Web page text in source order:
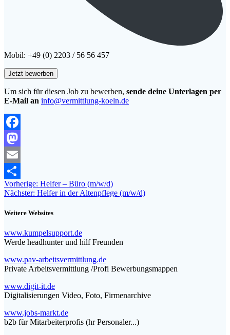
Mobil: +49 (0) 2203 / 56 56 457
Um sich für diesen Job zu bewerben, sende deine Unterlagen per
E-Mail an info@vermittlung-koeln.de
Facebook
Mastodon
Email
Teilen
Beitragsnavigation
Vorherige: Vorheriger
Beitrag:
Helfer – Büro (m/w/d)
Nächster: Nächster
Helfer in der Altenpflege (m/w/d)
Weitere Websites
www.kumpelsupport.de
Werde headhunter und hilf Freunden
www.pav-arbeitsvermittlung.de
Private Arbeitsvermittlung /Profi Bewerbungsmappen
www.digit-it.de
Digitalisierungen Video, Foto, Firmenarchive
www.jobs-markt.de
b2b für Mitarbeiterprofis (hr Personaler...)